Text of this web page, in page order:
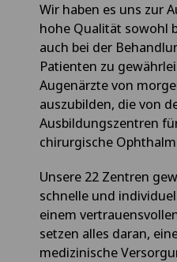
Wir haben es uns zur
hohe Qualität sowohl
auch bei der
Patienten zu
Augenärzte von
auszubilden, die von
Ausbildungszentren
chirurgische
Unsere 22 Zentren
schnelle und
einem
setzen alles daran,
medizinische